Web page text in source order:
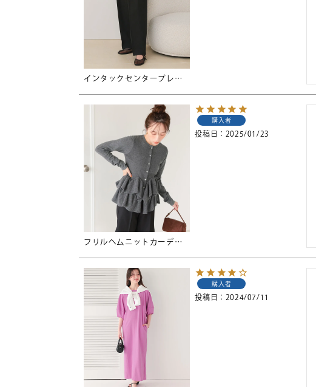
インタックセンタープレスワイドパンツ
フリルヘムニットカーディガン
購入者
投稿日 2025/01/23
購入者
投稿日 2024/07/11